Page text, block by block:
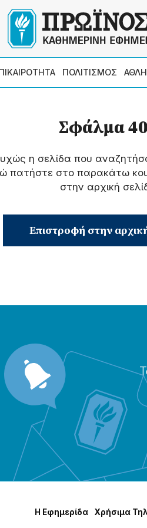
ΠΟΛΙΤΙΣΜΟΣ
Σφάλμα
η σελίδα που
πατήστε στο παρακάτω
στην αρχική
Επιστροφή στην
Η Εφημερίδα Χρήσɩμα